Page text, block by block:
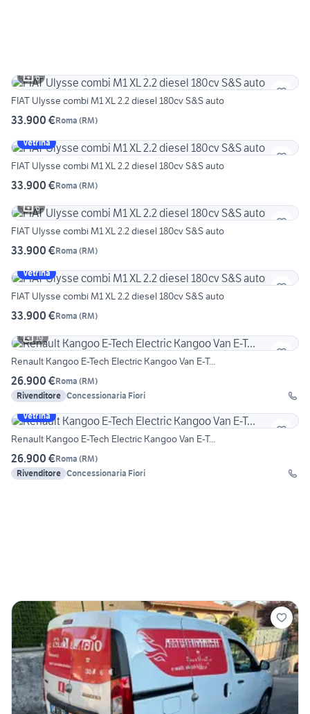
6
FIAT Ulysse combi M1 XL 2.2 diesel 180cv S&S auto
33.900 €Roma (RM)
Vetrina
FIAT Ulysse combi M1 XL 2.2 diesel 180cv S&S auto
33.900 €Roma (RM)
6
FIAT Ulysse combi M1 XL 2.2 diesel 180cv S&S auto
33.900 €Roma (RM)
Vetrina
FIAT Ulysse combi M1 XL 2.2 diesel 180cv S&S auto
33.900 €Roma (RM)
19
Renault Kangoo E-Tech Electric Kangoo Van E-T...
26.900 €Roma (RM)
Rivenditore Concessionaria Fiori
Vetrina
Renault Kangoo E-Tech Electric Kangoo Van E-T...
26.900 €Roma (RM)
Rivenditore Concessionaria Fiori